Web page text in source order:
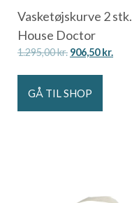
Vasketøjskurve 2 stk.
House Doctor
1.295,00kr. 906,50kr.
GÅ TIL SHOP